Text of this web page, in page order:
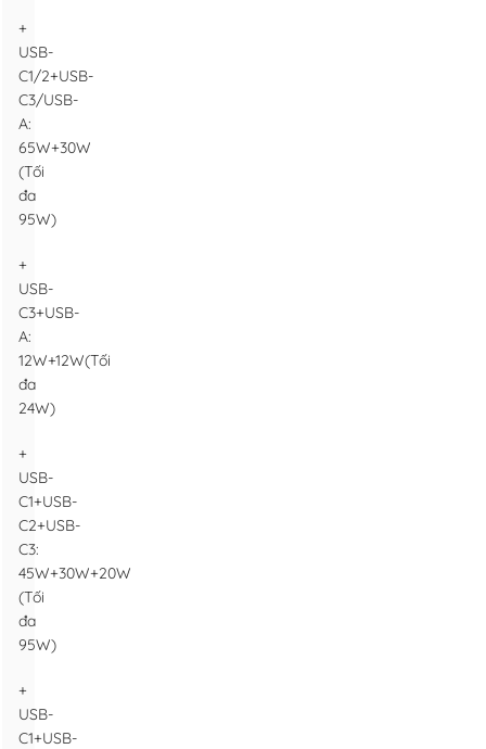
+
USB-
C1/2+USB-
C3/USB-
A:
65W+30W
(Tối
đa
95W)
+
USB-
C3+USB-
A:
12W+12W(Tối
đa
24W)
+
USB-
C1+USB-
C2+USB-
C3:
45W+30W+20W
(Tối
đa
95W)
+
USB-
C1+USB-